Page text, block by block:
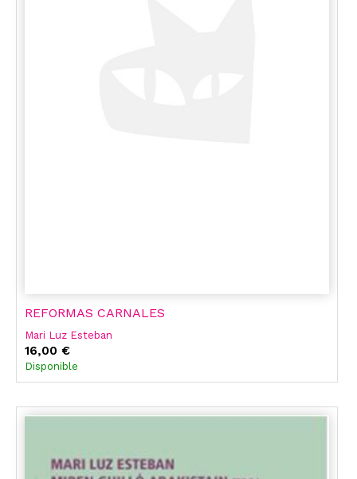
REFORMAS CARNALES
Mari Luz Esteban
16,00 €
Disponible